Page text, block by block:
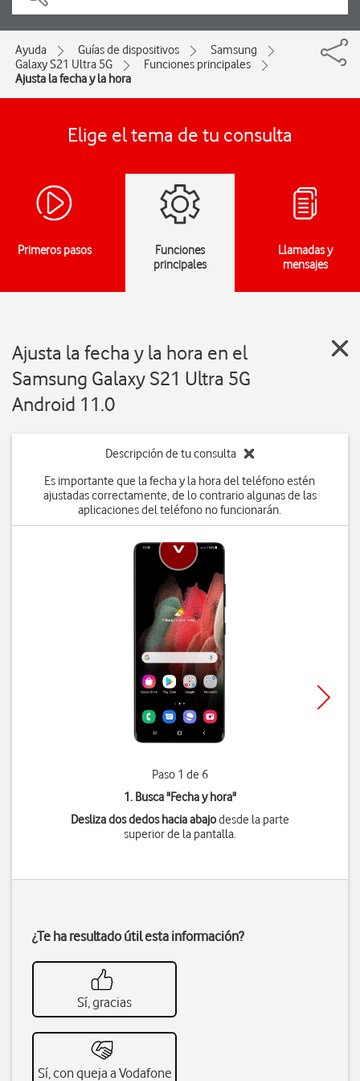
Ayuda Guías de dispositivos
Samsung
Galaxy S21 Ultra 5G
Funciones principales
Ajusta la fecha y la hora
Elige el tema de tu consulta
Primeros pasos
Funciones
principales
Llamadas y
mensajes
Ajusta la fecha y la hora en el
Samsung Galaxy S21 Ultra 5G
Android 11.0
Descripción de tu consulta
Es importante que la fecha y la hora del teléfono estén
ajustadas correctamente, de lo contrario algunas de las
aplicaciones del teléfono no funcionarán.
Paso 1 de 6
1. Busca "Fecha y hora"
Desliza dos dedos hacia abajodesde la parte
superior de la pantalla.
¿Te ha resultado útil esta información?
Sí, gracias
Sí, con queja a Vodafone